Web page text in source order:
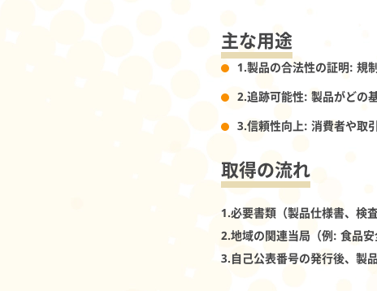
主な用途
1.製品の合法性の証明: 規
2.追跡可能性: 製品がどの
3.信頼性向上: 消費者や取
取得の流れ
1.必要書類（製品仕様書、検
2.地域の関連当局（例: 食品安
3.自己公表番号の発行後、製